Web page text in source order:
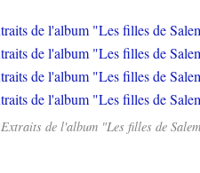
Extraits de l'album "Les filles de